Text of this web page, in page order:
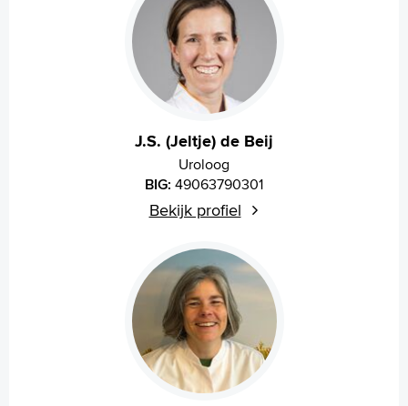
J.S. (Jeltje) de Beij
Uroloog
BIG: 49063790301
Bekijk profiel